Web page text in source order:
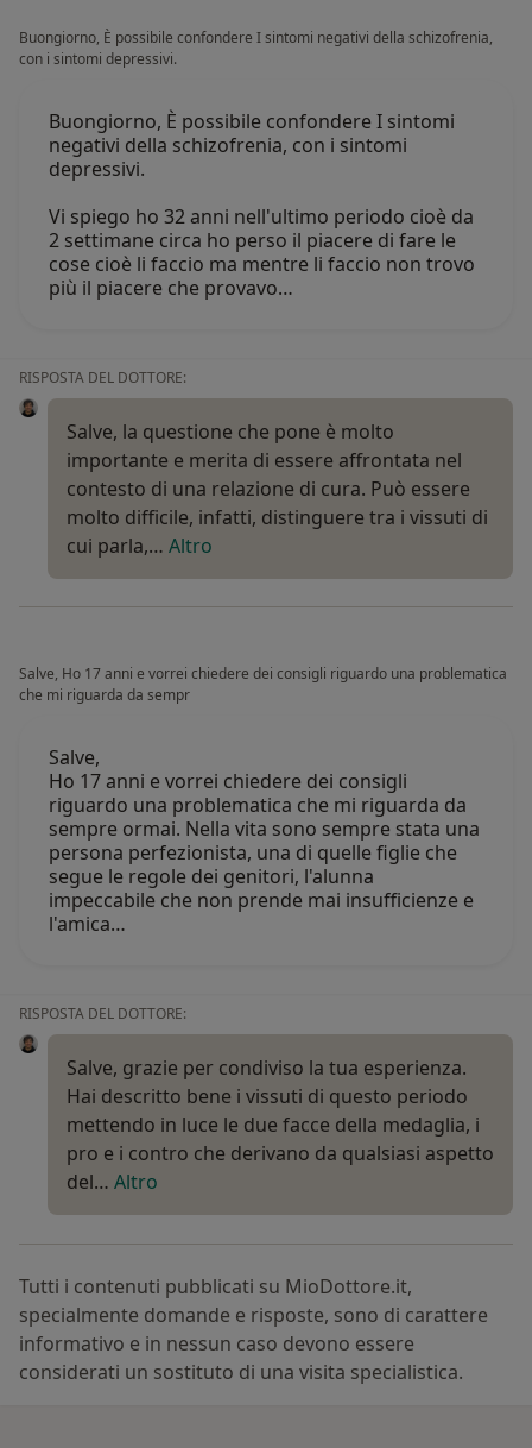
Buongiorno, È possibile confondere I sintomi negativi della schizofrenia,
con i sintomi depressivi.
Buongiorno, È possibile confondere I sintomi
negativi della schizofrenia, con i sintomi
depressivi.
Vi spiego ho 32 anni nell'ultimo periodo cioè da
2 settimane circa ho perso il piacere di fare le
cose cioè li faccio ma mentre li faccio non trovo
più il piacere che provavo…
RISPOSTA DEL DOTTORE:
Salve, la questione che pone è molto
importante e merita di essere affrontata nel
contesto di una relazione di cura. Può essere
molto difficile, infatti, distinguere tra i vissuti di
cui parla,… Altro
Salve, Ho 17 anni e vorrei chiedere dei consigli riguardo una problematica
che mi riguarda da sempr
Salve,
Ho 17 anni e vorrei chiedere dei consigli
riguardo una problematica che mi riguarda da
sempre ormai. Nella vita sono sempre stata una
persona perfezionista, una di quelle figlie che
segue le regole dei genitori, l'alunna
impeccabile che non prende mai insufficienze e
l'amica…
RISPOSTA DEL DOTTORE:
Salve, grazie per condiviso la tua esperienza.
Hai descritto bene i vissuti di questo periodo
mettendo in luce le due facce della medaglia, i
pro e i contro che derivano da qualsiasi aspetto
del… Altro
Tutti i contenuti pubblicati su MioDottore.it,
specialmente domande e risposte, sono di carattere
informativo e in nessun caso devono essere
considerati un sostituto di una visita specialistica.